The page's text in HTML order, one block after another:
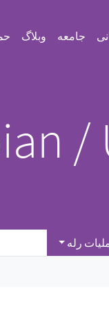
جامعه وبلاگ
/
رله